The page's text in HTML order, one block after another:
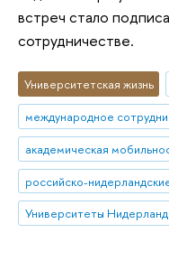
встреч стало
сотрудничестве.
Университетская жизнь
международное
академическая
российско-
Университеты